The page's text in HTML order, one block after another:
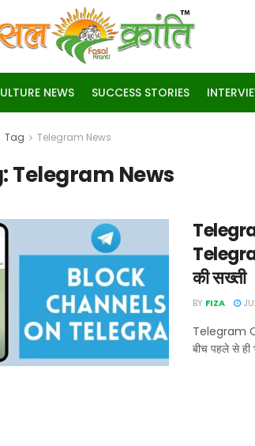
NEWS SUCCESS STORIES
Tag Telegram News
Telegram News
की सख्ती
BY FIZA
Telegram
बीच पहले से ही